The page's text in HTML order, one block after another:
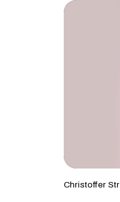
Christoffer